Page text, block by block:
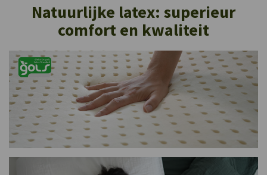
Natuurlijke latex: superieur
comfort en kwaliteit